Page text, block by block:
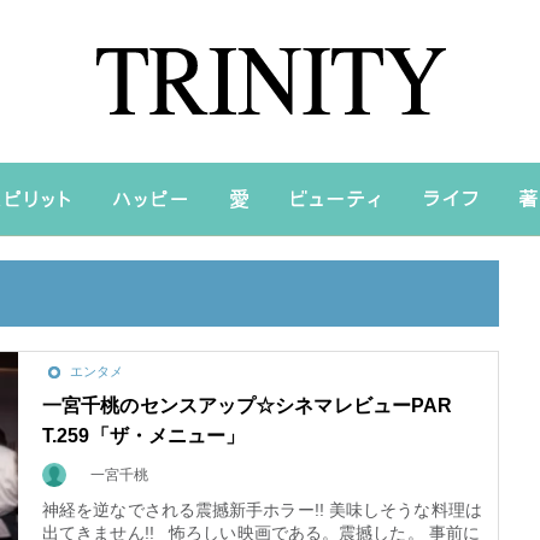
エンタメ
一宮千桃のセンスアップ☆シネマレビューPAR
T.259「ザ・メニュー」
一宮千桃
神経を逆なでされる震撼新手ホラー!! 美味しそうな料理は
出てきません!! 怖ろしい映画である。震撼した。 事前に